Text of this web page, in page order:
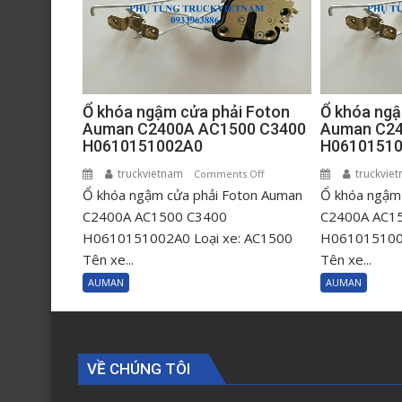
Ổ khóa ngậm cửa phải Foton
Auman C2400A AC1500 C3400
H0610151002A0
truckvietnam Comments Offon
Ổ
ngậm
Auman
H0610151002A0
Ổ khóa ngậm cửa phải Foton Auman
C2400A AC1500 C3400
H0610151002A0 Loại xe: AC1500
Tên xe...
AUMAN
Ổ khóa
Auman
Ổ khóa
C2400A
Tên xe...
AUMAN
VỀ CHÚNG TÔI